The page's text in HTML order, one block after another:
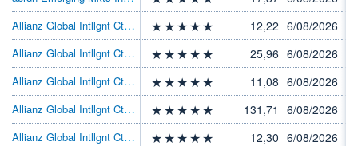
Allianz Global Intllgnt Cts Inc AM USD
12,22 6/08/2026
Allianz Global Intllgnt Cts Inc AT USD
25,96 6/08/2026
Allianz Global Intllgnt Cts IncAMgUSD
11,08 6/08/2026
Allianz Global Intllgnt Cts IncAMf2USD
131,71
6/08/2026
Allianz Global Intllgnt Cts Inc AM HKD
12,30 6/08/2026